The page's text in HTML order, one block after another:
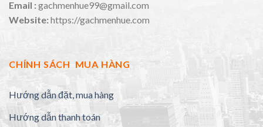
Email :gachmenhue99@gmail.com
Website:https://gachmenhue.com
CHÍNH SÁCH MUA HÀNG
Hướng dẫn đặt, mua hàng
Hướng dẫn thanh toán